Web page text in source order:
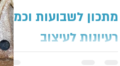
מתכון לשבועות וכמה
רעיונות לעיצוב